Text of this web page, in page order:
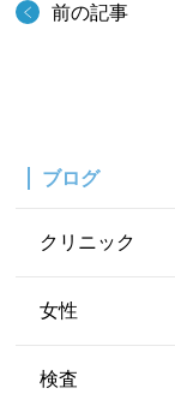
前の記事
ブログ
クリニック
女性
検査